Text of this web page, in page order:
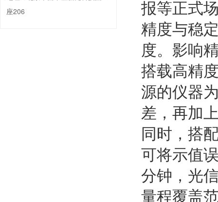
报等正式
精度与稳
度。影响
搭载高精
源的仪器
差，再加
同时，搭
可将示值
分钟，光
量程覆盖
座206